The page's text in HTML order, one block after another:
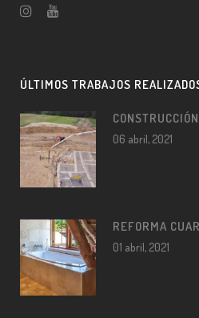
ÚLTIMOS TRABAJOS
06 abril, 2021
REFORMA
01 abril, 2021